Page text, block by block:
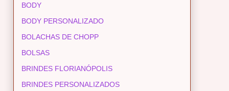
BODY
BODY PERSONALIZADO
BOLACHAS DE CHOPP
BOLSAS
BRINDES FLORIANÓPOLIS
BRINDES PERSONALIZADOS